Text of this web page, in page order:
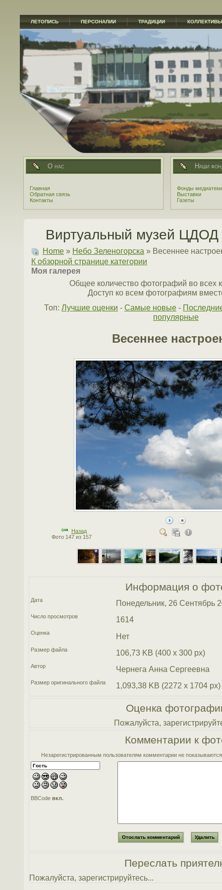
ЛЕТОПИСЬ ПЕРСОНАЛИИ ТРАДИЦИИ КОЛЛЕКТИВЫ
О нас
Главная
Обратная связь
Контакты
Наши
Фонды медиатеки
Выставки
Газеты
Виртуальный музей ЦДОД
Home » Небо Зеленогорска » Весеннее
К обзорной странице категории
Моя галерея
Общее количество фотографий во всех
Доступ ко всем фотографиям
Топ: Лучшие оценки - Самые новые -
популярные
Весеннее
Назад
Фото 147 из 157
Информация о
Дата Понедельник, 26 Сентябрь
Число просмотров 1614
Оценка Нет
Размер файла 106,73 KB (400 x 300 px)
Автор Чернега Анна Сергеевна
Размер оригинального файла 1,093,38 KB (2272 x 1704 px)
Оценка
Пожалуйста,
Комментарии к
Незарегистрированным пользователям комментарии не
BBCodeвкл.
Переслать
Пожалуйста, зарегистрируйтесь...